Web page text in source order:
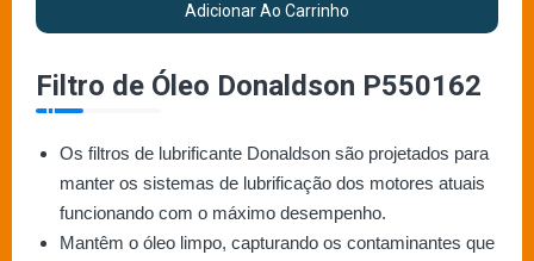
Adicionar Ao Carrinho
Filtro de Óleo Donaldson P550162
Os filtros de lubrificante Donaldson são projetados para
manter os sistemas de lubrificação dos motores atuais
funcionando com o máximo desempenho.
Mantêm o óleo limpo, capturando os contaminantes que